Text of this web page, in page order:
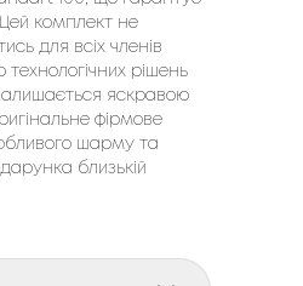
Цей комплект не
для всіх членів
рішень
яскравою
фірмове
шарму та
близькій